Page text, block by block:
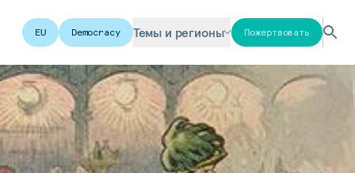
EU Democracy Темы и регионы Пожертвовать